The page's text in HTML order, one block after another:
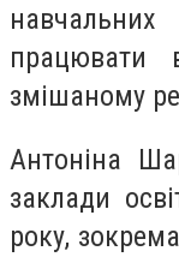
навчальних
змішаному
Антоніна
заклади
року,